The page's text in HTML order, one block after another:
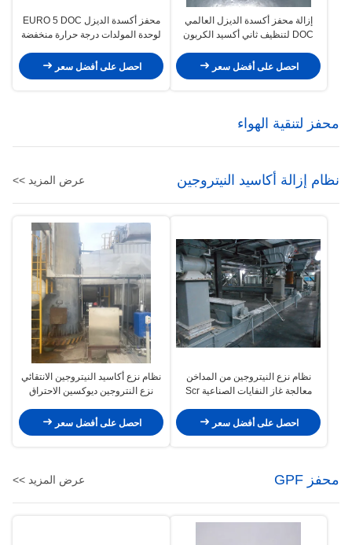
إزالة محفز أكسدة الديزل العالمي
DOC لتنظيف ثاني أكسيد الكربون
احصل على أفضل سعر
محفز أكسدة الديزل EURO 5 DOC
لوحدة المولدات درجة حرارة منخفضة
احصل على أفضل سعر
محفز لتنقية الهواء
نظام إزالة أكاسيد النيتروجين عرض المزيد >>
نظام نزع النيتروجين من المداخن
معالجة غاز النفايات الصناعية Scr
احصل على أفضل سعر
نظام نزع أكاسيد النيتروجين الانتقائي
نزع النتروجين ديوكسين الاحتراق
احصل على أفضل سعر
محفز GPF عرض المزيد >>